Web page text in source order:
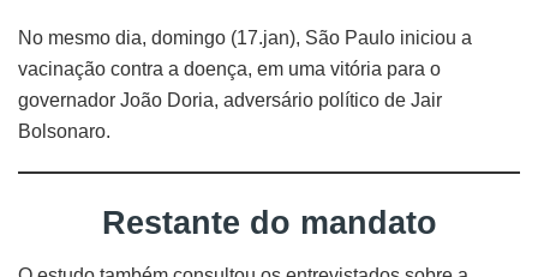
No mesmo dia, domingo (17.jan), São Paulo iniciou a
vacinação contra a doença, em uma vitória para o
governador João Doria, adversário político de Jair
Bolsonaro.
Restante do mandato